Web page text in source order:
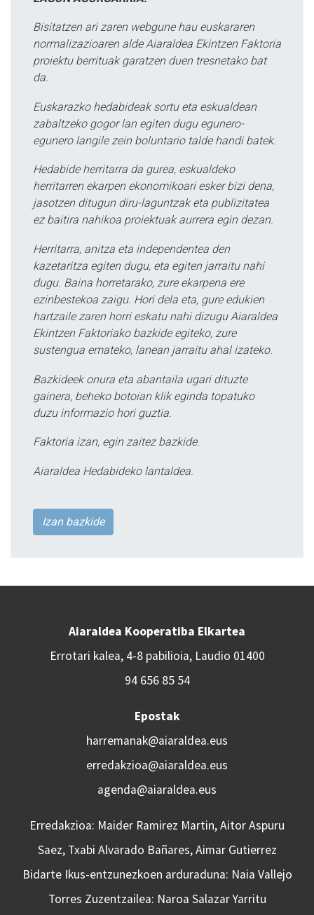
Bisitatzen ari zaren webgune hau euskararen
normalizazioaren alde Aiaraldea Ekintzen Faktoria
proiektu berrituak garatzen duen tresnetako bat
da.
Euskarazko hedabideak sortu eta eskualdean
zabaltzeko gogor lan egiten dugu egunero-
egunero langile zein boluntario talde handi batek.
Hedabide herritarra da gurea, eskualdeko
herritarren ekarpen ekonomikoari esker bizi dena,
jasotzen ditugun diru-laguntzak eta publizitatea
ez baitira nahikoa proiektuak aurrera egin dezan.
Herritarra, anitza eta independentea den
kazetaritza egiten dugu, eta egiten jarraitu nahi
dugu. Baina horretarako, zure ekarpena ere
ezinbestekoa zaigu. Hori dela eta, gure edukien
hartzaile zaren horri eskatu nahi dizugu Aiaraldea
Ekintzen Faktoriako bazkide egiteko, zure
sustengua emateko, lanean jarraitu ahal izateko.
Bazkideek onura eta abantaila ugari dituzte
gainera, beheko botoian klik eginda topatuko
duzu informazio hori guztia.
Faktoria izan, egin zaitez bazkide.
Aiaraldea Hedabideko lantaldea.
Izan bazkide
Aiaraldea Kooperatiba Elkartea
Errotari kalea, 4-8 pabilioia, Laudio 01400
94 656 85 54
Epostak
harremanak@aiaraldea.eus
erredakzioa@aiaraldea.eus
agenda@aiaraldea.eus
Erredakzioa: Maider Ramirez Martin, Aitor Aspuru
Saez, Txabi Alvarado Bañares, Aimar Gutierrez
Bidarte Ikus-entzunezkoen arduraduna: Naia Vallejo
Torres Zuzentzailea: Naroa Salazar Yarritu